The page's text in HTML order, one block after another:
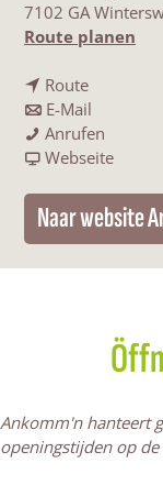
7102 GA
Route planen
m
Routeb
i
s
A
o
E-Mail
i
s
k
Anrufen
n
o
m
Webseitea
n
'
n
Naar website
Ankomm'n hanteert
openingstijden op